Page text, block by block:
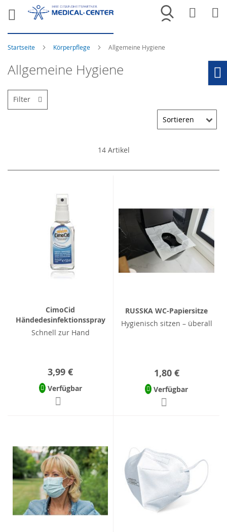
Merkliste
Startseite Körperpflege Allgemeine Hygiene
Allgemeine Hygiene
14Artikel
CimoCid
Händedesinfektionsspray
Schnell zur Hand
3,99 €
Verfügbar
RUSSKA WC-Papiersitze
Hygienisch sitzen – überall
1,80 €
Verfügbar
Filter